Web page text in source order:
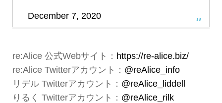
December 7, 2020
re:Alice 公式Webサイト： https://re-alice.biz/
re:Alice Twitterアカウント： @reAlice_info
リデル Twitterアカウント： @reAlice_liddell
りるく Twitterアカウント： @reAlice_rilk